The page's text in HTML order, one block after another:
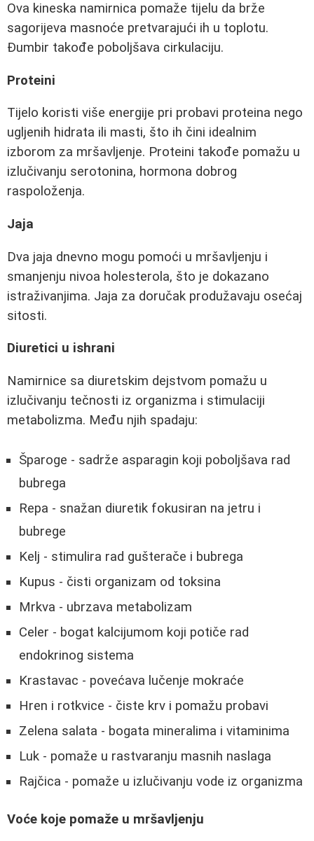
Ova kineska namirnica pomaže tijelu da brže
sagorijeva masnoće pretvarajući ih u toplotu.
Đumbir takođe poboljšava cirkulaciju.
Proteini
Tijelo koristi više energije pri probavi proteina nego
ugljenih hidrata ili masti, što ih čini idealnim
izborom za mršavljenje. Proteini takođe pomažu u
izlučivanju serotonina, hormona dobrog
raspoloženja.
Jaja
Dva jaja dnevno mogu pomoći u mršavljenju i
smanjenju nivoa holesterola, što je dokazano
istraživanjima. Jaja za doručak produžavaju osećaj
sitosti.
Diuretici u ishrani
Namirnice sa diuretskim dejstvom pomažu u
izlučivanju tečnosti iz organizma i stimulaciji
metabolizma. Među njih spadaju:
Šparoge - sadrže asparagin koji poboljšava rad
bubrega
Repa - snažan diuretik fokusiran na jetru i
bubrege
Kelj - stimulira rad gušterače i bubrega
Kupus - čisti organizam od toksina
Mrkva - ubrzava metabolizam
Celer - bogat kalcijumom koji potiče rad
endokrinog sistema
Krastavac - povećava lučenje mokraće
Hren i rotkvice - čiste krv i pomažu probavi
Zelena salata - bogata mineralima i vitaminima
Luk - pomaže u rastvaranju masnih naslaga
Rajčica - pomaže u izlučivanju vode iz organizma
Voće koje pomaže u mršavljenju